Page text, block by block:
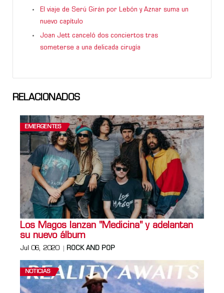
El viaje de Serú Girán por Lebón y Aznar suma un
nuevo capítulo
Joan Jett canceló dos conciertos tras
someterse a una delicada cirugía
RELACIONADOS
EMERGENTES
Los Magos lanzan "Medicina" y adelantan
su nuevo álbum
Jul 06, 2020 ROCK AND POP
NOTICIAS